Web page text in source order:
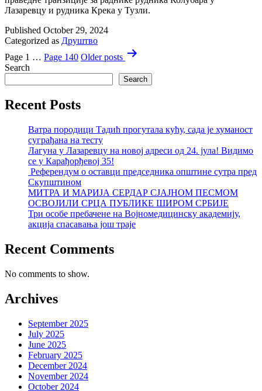
Лазаревцу и рудника Крека у Тузли.
Published October 29, 2024
Categorized as Друштво
Posts
pagination
Page 1 … Page 140 Olderposts
Search
Search
Recent Posts
Ватра породици Тадић прогутала кућу, сада је хуманост
суграђана на тесту
Лагуна у Лазаревцу на новој адреси од 24. јула! Видимо
се у Карађорђевој 35!
Референдум о оставци председника општине сутра пред
Скупштином
МИТРА И МАРИЈА СЕРДАР СЈАЈНОМ ПЕСМОМ
ОСВОЈИЛИ СРЦА ПУБЛИКЕ ШИРОМ СРБИЈЕ
Три особе пребачене на Војномедицинску академију,
акција спасавања још траје
Recent Comments
No comments to show.
Archives
September 2025
July 2025
June 2025
February 2025
December 2024
November 2024
October 2024